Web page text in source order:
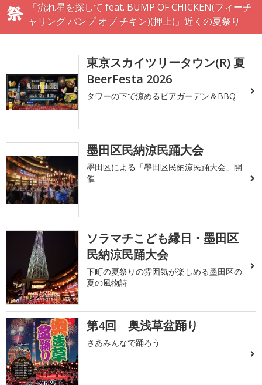
「流れ星を探して feat. BUMP OF CHICKEN(フィーチ
ャリング バンプ オブ チキン)(押上)」近くの夏祭り
東京スカイツリータウン(R) 夏
BeerFesta 2026
タワーの下で涼めるビアガーデン＆BBQ
墨田区民納涼民踊大会
墨田区による「墨田区民納涼民踊大会」開
催
ソラマチこども縁日・墨田区
民納涼民踊大会
下町の夏祭りの雰囲気が楽しめる墨田区の
夏の風物詩
第4回 奥浅草盆踊り
さあみんなで踊ろう